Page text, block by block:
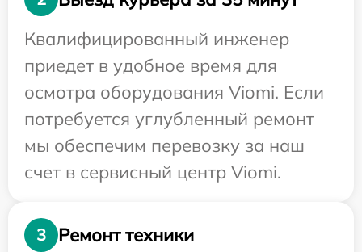
Квалифицированный инженер
приедет в удобное время для
осмотра оборудования Viomi. Если
потребуется углубленный ремонт
мы обеспечим перевозку за наш
счет в сервисный центр Viomi.
3
Ремонт техники